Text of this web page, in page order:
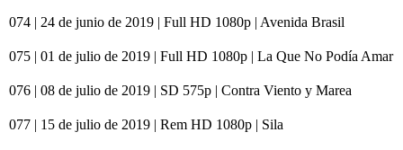
074 | 24 de junio de 2019 | Full HD 1080p | Avenida Brasil
075 | 01 de julio de 2019 | Full HD 1080p | La Que No Podía Amar
076 | 08 de julio de 2019 | SD 575p | Contra Viento y Marea
077 | 15 de julio de 2019 | Rem HD 1080p | Sila